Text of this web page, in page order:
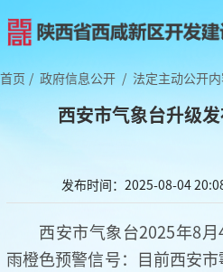
首页 / 政府信息公开 / 法定主动公开
西安市气象台升级
发布时间：2025-08-04
西安市气象台2025年8
雨橙色预警信号：目前西安